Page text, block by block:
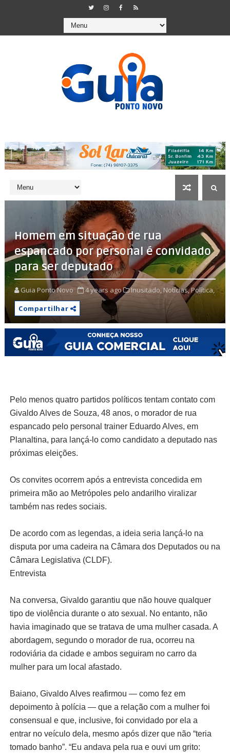
Homem em situação de rua
espancado por personal é convidado
para ser deputado
Guia Ponto Novo 4 years ago Inusitado, Notícias,Política,
Compartilhar
Pelo menos quatro partidos políticos tentam contato com
Givaldo Alves de Souza, 48 anos, o morador de rua
espancado pelo personal trainer Eduardo Alves, em
Planaltina, para lançá-lo como candidato a deputado nas
próximas eleições.
Os convites ocorrem após a entrevista concedida em
primeira mão ao Metrópoles pelo andarilho viralizar
também nas redes sociais.
De acordo com as legendas, a ideia seria lançá-lo na
disputa por uma cadeira na Câmara dos Deputados ou na
Câmara Legislativa (CLDF).
Entrevista
Na conversa, Givaldo garantiu que não houve qualquer
tipo de violência durante o ato sexual. No entanto, não
havia imaginado que se tratava de uma mulher casada. A
abordagem, segundo o morador de rua, ocorreu na
rodoviária da cidade e ambos seguiram no carro da
mulher para um local afastado.
Baiano, Givaldo Alves reafirmou — como fez em
depoimento à polícia — que a relação com a mulher foi
consensual e que, inclusive, foi convidado por ela a
entrar no veículo dela, mesmo após dizer que não “teria
tomado banho”. “Eu andava pela rua e ouvi um grito: